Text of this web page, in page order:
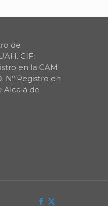
de
CIF:
en la CAM
Nº Registro en
Alcalá de